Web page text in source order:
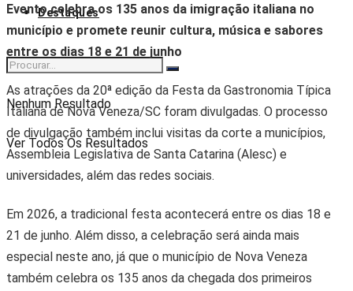
Destaques
Nenhum Resultado
Ver Todos Os Resultados
Evento celebra os 135 anos da imigração italiana no
município e promete reunir cultura, música e sabores
entre os dias 18 e 21 de junho
As atrações da 20ª edição da Festa da Gastronomia Típica
Italiana de Nova Veneza/SC foram divulgadas. O processo
de divulgação também inclui visitas da corte a municípios,
Assembleia Legislativa de Santa Catarina (Alesc) e
universidades, além das redes sociais.
Em 2026, a tradicional festa acontecerá entre os dias 18 e
21 de junho. Além disso, a celebração será ainda mais
especial neste ano, já que o município de Nova Veneza
também celebra os 135 anos da chegada dos primeiros